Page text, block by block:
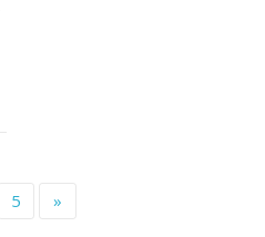
5 »